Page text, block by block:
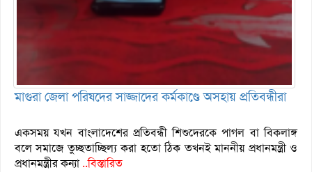
মাগুরা জেলা পরিষদের সাজ্জাদের কর্মকাণ্ডে অসহায় প্রতিবন্ধীরা
একসময় যখন বাংলাদেশের প্রতিবন্ধী শিশুদেরকে পাগল বা বিকলাঙ্গ
বলে সমাজে তুচ্ছতাচ্ছিল্য করা হতো ঠিক তখনই মাননীয় প্রধানমন্ত্রী ও
প্রধানমন্ত্রীর কন্যা..বিস্তারিত